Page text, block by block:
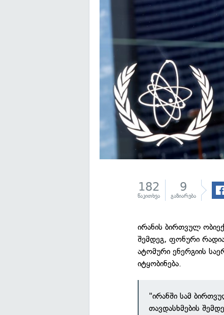
182
წაკითხვა
9
გაზიარება
ირანის ბირთვულ
შემდეგ, ფონური
ატომური ენერგიის
იტყობინება.
"ირანში სამ
თავდასხმების